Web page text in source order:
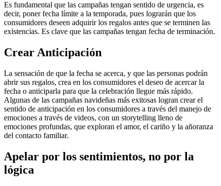
Es fundamental que las campañas tengan sentido de urgencia, es
decir, poner fecha límite a la temporada, pues lograrán que los
consumidores deseen adquirir los regalos antes que se terminen las
existencias. Es clave que las campañas tengan fecha de terminación.
Crear Anticipación
La sensación de que la fecha se acerca, y que las personas podrán
abrir sus regalos, crea en los consumidores el deseo de acercar la
fecha o anticiparla para que la celebración llegue más rápido.
Algunas de las campañas navideñas más exitosas logran crear el
sentido de anticipación en los consumidores a través del manejo de
emociones a través de videos, con un storytelling lleno de
emociones profundas, que exploran el amor, el cariño y la añoranza
del contacto familiar.
Apelar por los sentimientos, no por la
lógica